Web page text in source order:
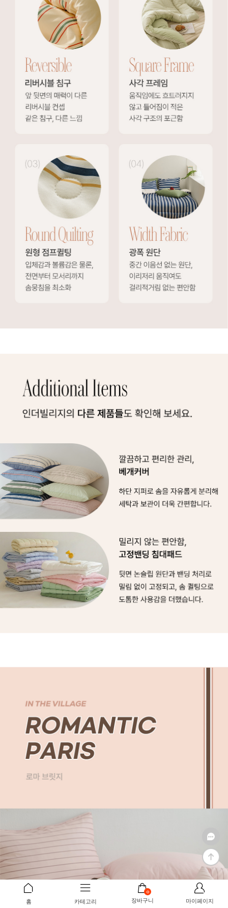
홈 카테고리
0
장바구니 마이페이지